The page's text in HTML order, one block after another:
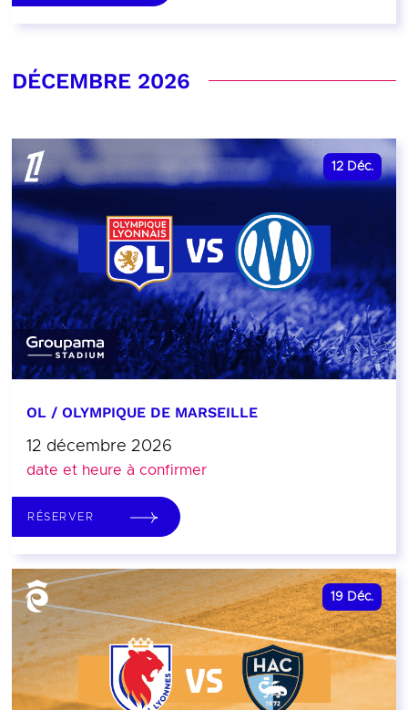
DÉCEMBRE 2026
12 Déc.
OL / OLYMPIQUE DE MARSEILLE
12 décembre 2026
date et heure à confirmer
RÉSERVER
19 Déc.